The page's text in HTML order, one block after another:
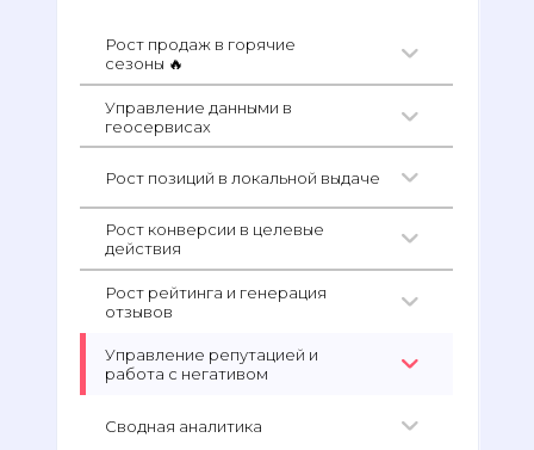
Управление данными в
геосервисах
Рост позиций в локальной выдаче
Рост конверсии в целевые
действия
Рост продаж в горячие
сезоны 🔥
Рост рейтинга и генерация
отзывов
Управление репутацией и
работа с негативом
Сводная аналитика